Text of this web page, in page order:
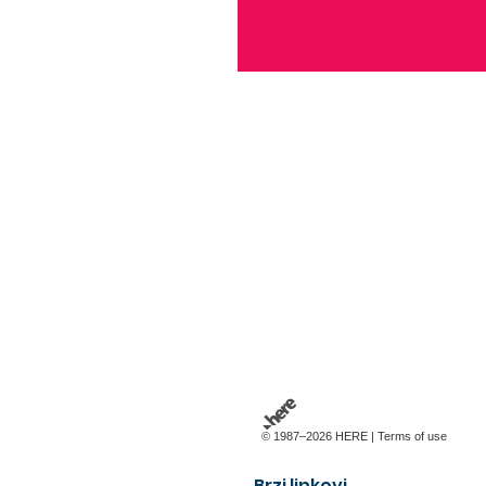
© 1987–2026 HERE | Terms of use